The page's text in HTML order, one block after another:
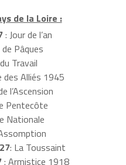
de la Loire :
: Jour de l’an
Pâques
Travail
des Alliés 1945
l’Ascension
Pentecôte
Nationale
: La Toussaint
: Armistice 1918